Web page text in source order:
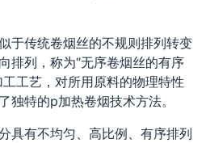
于传统卷烟丝的不规则排列转变
排列，称为“无序卷烟丝的有序
工艺，对所用原料的物理特性
独特的p加热卷烟技术方法。
具有不均匀、高比例、有序排列